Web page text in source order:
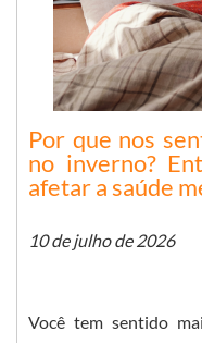
Por que nos
no inverno?
afetar a saúde
10 de julho de 2026
Você tem sentido